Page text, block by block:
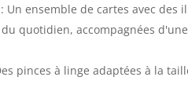
Un ensemble de cartes avec des
quotidien, accompagnées
pinces à linge adaptées à la